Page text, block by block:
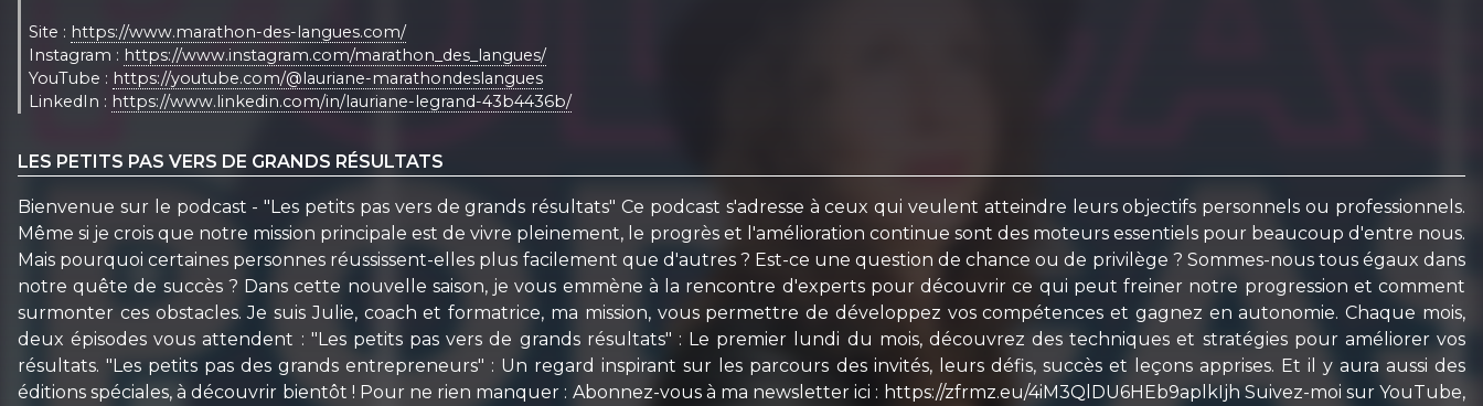
Site : https://www.marathon-des-langues.com/
Instagram : https://www.instagram.com/marathon_des_langues/
YouTube : https://youtube.com/@lauriane-marathondeslangues
LinkedIn : https://www.linkedin.com/in/lauriane-legrand-43b4436b/
LES PETITS PAS VERS DE GRANDS RÉSULTATS
Bienvenue sur le podcast - "Les petits pas vers de grands résultats" Ce podcast s'adresse à ceux qui veulent atteindre leurs objectifs personnels ou professionnels.
Même si je crois que notre mission principale est de vivre pleinement, le progrès et l'amélioration continue sont des moteurs essentiels pour beaucoup d'entre nous.
Mais pourquoi certaines personnes réussissent-elles plus facilement que d'autres ? Est-ce une question de chance ou de privilège ? Sommes-nous tous égaux dans
notre quête de succès ? Dans cette nouvelle saison, je vous emmène à la rencontre d'experts pour découvrir ce qui peut freiner notre progression et comment
surmonter ces obstacles. Je suis Julie, coach et formatrice, ma mission, vous permettre de développez vos compétences et gagnez en autonomie. Chaque mois,
deux épisodes vous attendent : "Les petits pas vers de grands résultats" : Le premier lundi du mois, découvrez des techniques et stratégies pour améliorer vos
résultats. "Les petits pas des grands entrepreneurs" : Un regard inspirant sur les parcours des invités, leurs défis, succès et leçons apprises. Et il y aura aussi des
éditions spéciales, à découvrir bientôt ! Pour ne rien manquer : Abonnez-vous à ma newsletter ici : https://zfrmz.eu/4iM3QlDU6HEb9aplkIjh Suivez-moi sur YouTube,